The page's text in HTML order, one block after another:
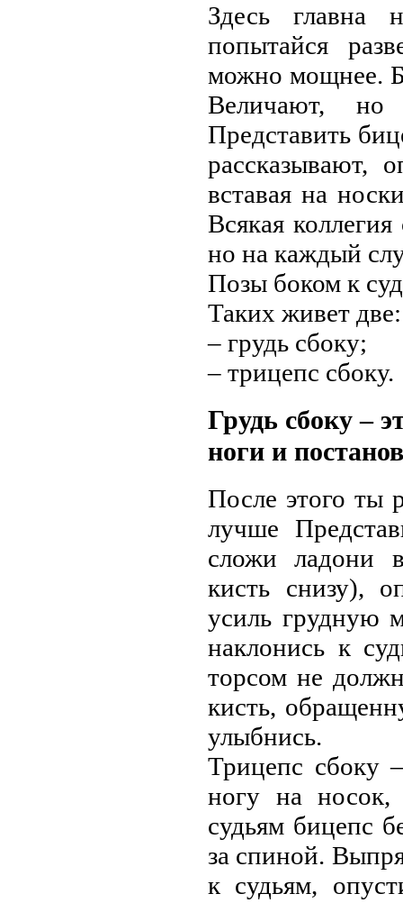
Здесь
попытайся
можно мощнее.
Величают, но
Представить
рассказывают,
вставая на
Всякая
но на каждый
Позы боком к
Таких живет две:
– грудь сбоку;
– трицепс сбоку.
Грудь сбоку –
ноги и
После этого ты
лучше
сложи ладони
кисть снизу),
усиль грудную
наклонись к
торсом не
кисть,
улыбнись.
Трицепс сбоку
ногу на носок,
судьям бицепс
за спиной.
к судьям,